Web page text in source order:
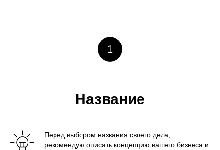
1
Название
Перед выбором названия своего дела,
рекомендую описать концепцию вашего бизнеса и